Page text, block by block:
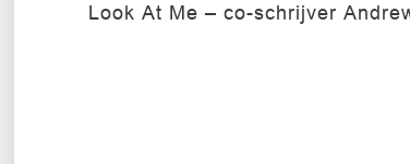
Look At Me – co-schrijver